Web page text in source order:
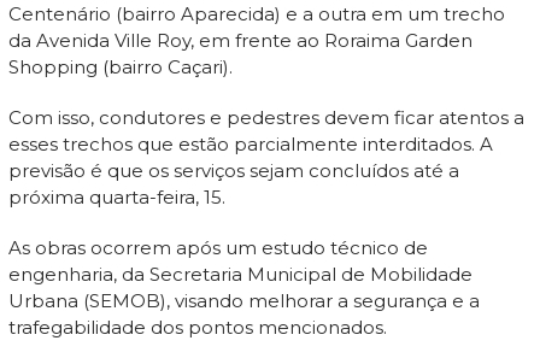
Centenário (bairro Aparecida) e a outra em um trecho
da Avenida Ville Roy, em frente ao Roraima Garden
Shopping (bairro Caçari).
Com isso, condutores e pedestres devem ficar atentos a
esses trechos que estão parcialmente interditados. A
previsão é que os serviços sejam concluídos até a
próxima quarta-feira, 15.
As obras ocorrem após um estudo técnico de
engenharia, da Secretaria Municipal de Mobilidade
Urbana (SEMOB), visando melhorar a segurança e a
trafegabilidade dos pontos mencionados.